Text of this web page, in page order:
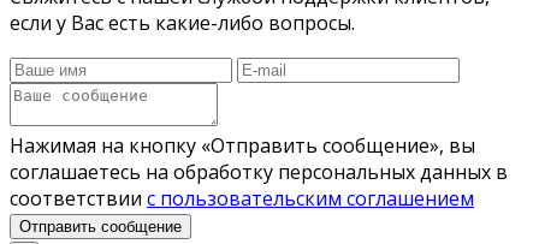
если у Вас есть какие-либо вопросы.
Нажимая на кнопку «Отправить сообщение», вы
соглашаетесь на обработку персональных данных в
соответствии с пользовательским соглашением
Отправить сообщение